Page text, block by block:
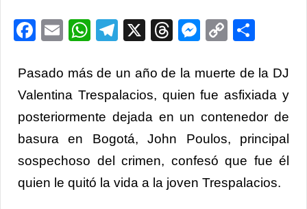
Facebook
EmailWhatsApp
Telegram
X ThreadsCopy
Pasado más de un año de la muerte de la DJ
Valentina Trespalacios, quien fue asfixiada y
posteriormente dejada en un contenedor de
basura en Bogotá, John Poulos, principal
sospechoso del crimen, confesó que fue él
quien le quitó la vida a la joven Trespalacios.